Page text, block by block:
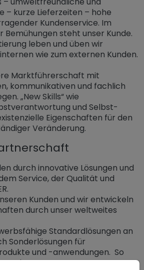
– kurze Lieferzeiten – hohe
Kundenservice. Im
Bemühungen steht unser Kunde.
leben und üben wir
wie zum externen Kunden.
Marktführerschaft mit
kommunikativen und fachlich
„New Skills“ wie
und Selbst-
Eigenschaften für den
Veränderung.
durch innovative Lösungen und
Service, der Qualität und
Kunden und wir entwickeln
durch unser weltweites
Standardlösungen an
Sonderlösungen für
und -anwendungen. So
wahr.